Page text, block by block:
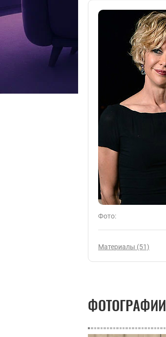
Фото:
Материалы (51)
ФОТОГРАФИИ